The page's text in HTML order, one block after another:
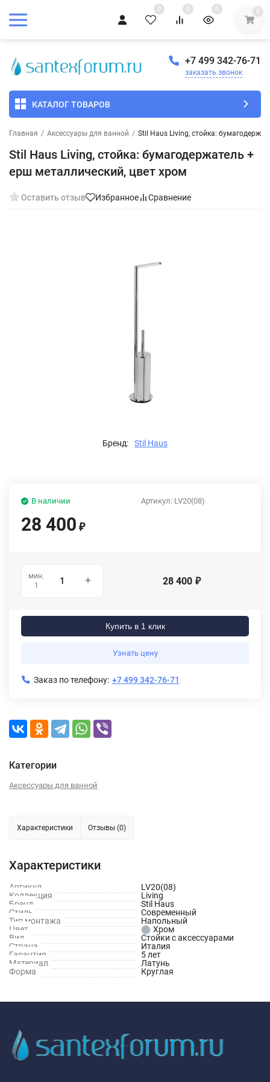
0 0 0 0
+7 499 342-76-71
заказать звонок
КАТАЛОГ ТОВАРОВ
Главная / Аксессуары для ванной / Stil Haus Living, стойка:
Stil Haus Living, стойка: бумагодержатель +
ерш металлический, цвет хром
Оставить отзыв Избранное Сравнение
Бренд: Stil Haus
Артикул: LV20(08)
В наличии
28 400 ₽
мин.
1
28 400 ₽
Купить в 1 клик
Узнать цену
Заказ по телефону: +7 499 342-76-71
Категории
Аксессуары для ванной
Характеристики Отзывы (0)
Характеристики
Артикул
LV20(08)
Коллекция
Living
Бренд
Stil Haus
Стиль
Современный
Тип монтажа
Напольный
Цвет
Хром
Вид
Стойки с аксессуарами
Страна
Италия
Гарантия
5 лет
Материал
Латунь
Форма
Круглая